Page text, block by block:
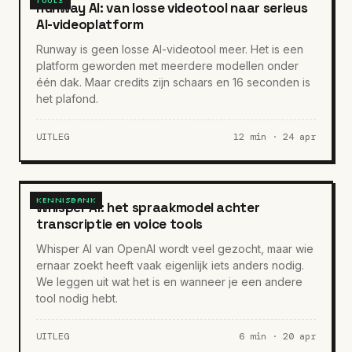
Runway AI: van losse videotool naar serieus
AI-videoplatform
Runway is geen losse AI-videotool meer. Het is een
platform geworden met meerdere modellen onder
één dak. Maar credits zijn schaars en 16 seconden is
het plafond.
UITLEG 12 min · 24 apr
KENNISBANK
Whisper AI: het spraakmodel achter
transcriptie en voice tools
Whisper AI van OpenAI wordt veel gezocht, maar wie
ernaar zoekt heeft vaak eigenlijk iets anders nodig.
We leggen uit wat het is en wanneer je een andere
tool nodig hebt.
UITLEG 6 min · 20 apr